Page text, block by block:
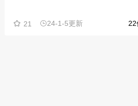
21 24-1-5更新 22